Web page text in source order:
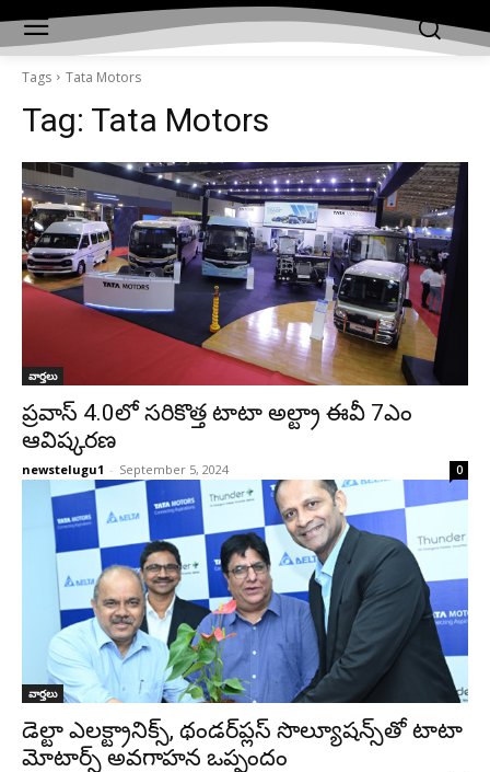
Tags Tata Motors
Tag: Tata Motors
వార్తలు
ప్రవాస్‌ 4.0లో సరికొత్త టాటా అల్ట్రా ఈవీ 7ఎం
ఆవిష్కరణ
newstelugu1 - September 5, 2024 0
వార్తలు
డెల్టా ఎలక్ట్రానిక్స్‌, థండర్‌ప్లస్‌ సొల్యూషన్స్‌తో టాటా
మోటార్స్‌ అవగాహన ఒప్పందం